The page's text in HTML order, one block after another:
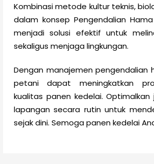
Kombinasi metode kultur teknis,
dalam konsep Pengendalian
menjadi solusi efektif untuk
sekaligus menjaga lingkungan.
Dengan manajemen pengendalian
petani dapat meningkatkan
kualitas panen kedelai.
lapangan secara rutin untuk
sejak dini. Semoga panen kedelai